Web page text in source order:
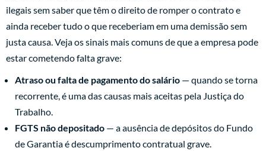
ilegais sem saber que têm o direito de romper o contrato e
ainda receber tudo o que receberiam em uma demissão sem
justa causa. Veja os sinais mais comuns de que a empresa pode
estar cometendo falta grave:
Atraso ou falta de pagamento do salário — quando se torna
recorrente, é uma das causas mais aceitas pela Justiça do
Trabalho.
FGTS não depositado — a ausência de depósitos do Fundo
de Garantia é descumprimento contratual grave.